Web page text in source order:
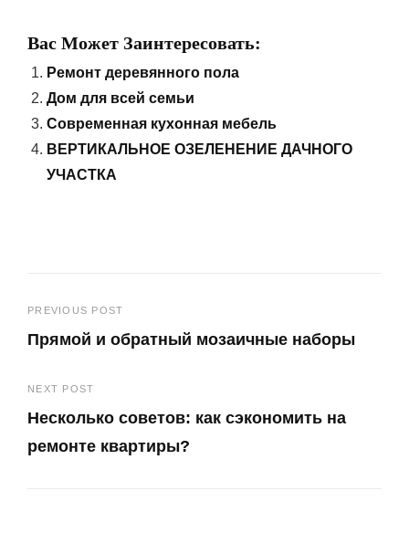
Вас Может Заинтересовать:
Ремонт деревянного пола
Дом для всей семьи
Современная кухонная мебель
ВЕРТИКАЛЬНОЕ ОЗЕЛЕНЕНИЕ ДАЧНОГО
УЧАСТКА
Навигация
по
записям
PREVIOUS POST
Прямой и обратный мозаичные наборы
Post
NEXT POST
Несколько советов: как сэкономить на
ремонте квартиры?